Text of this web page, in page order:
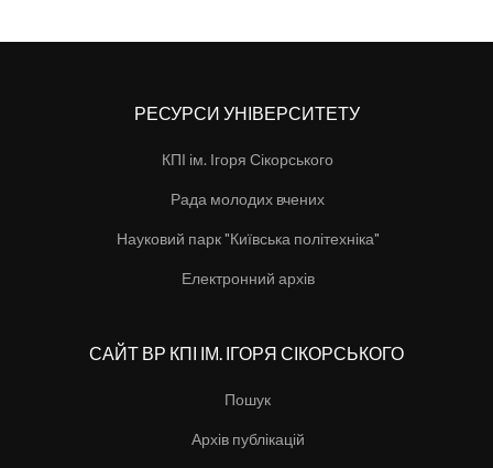
РЕСУРСИ УНІВЕРСИТЕТУ
КПІ ім. Ігоря Сікорського
Рада молодих вчених
Науковий парк "Київська політехніка"
Електронний архів
САЙТ ВР КПІ ІМ. ІГОРЯ СІКОРСЬКОГО
Пошук
Архів публікацій